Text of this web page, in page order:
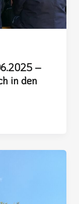
–
in den